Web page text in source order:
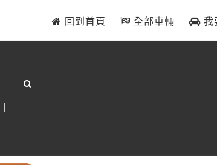
回到首頁 全部車輛 我